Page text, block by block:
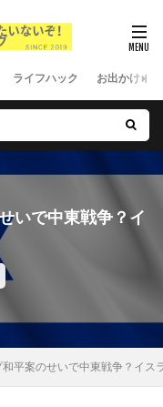
ライフハック お出かけ
いで中東戦争？イ
和平案のせいで中東戦争？イス